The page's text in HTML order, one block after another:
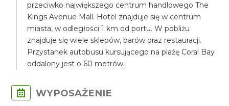
przeciwko największego centrum handlowego The
Kings Avenue Mall. Hotel znajduje się w centrum
miasta, w odległości 1 km od portu. W pobliżu
znajduje się wiele sklepów, barów oraz restauracji.
Przystanek autobusu kursującego na plażę Coral Bay
oddalony jest o 60 metrów.
WYPOSAŻENIE